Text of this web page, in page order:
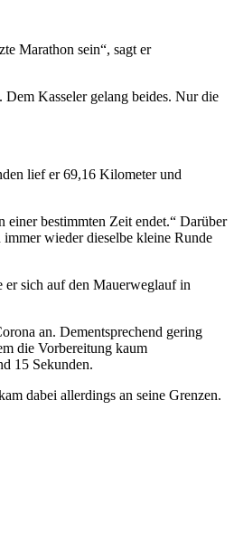
Marathon sein“, sagt er
Dem Kasseler gelang beides. Nur die
lief er 69,16 Kilometer und
einer bestimmten Zeit endet.“ Darüber
immer wieder dieselbe kleine Runde
er sich auf den Mauerweglauf in
an. Dementsprechend gering
die Vorbereitung kaum
15 Sekunden.
dabei allerdings an seine Grenzen.